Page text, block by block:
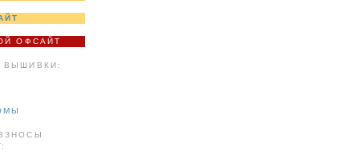
ОФСАЙТ
ВЫШИВКИ: